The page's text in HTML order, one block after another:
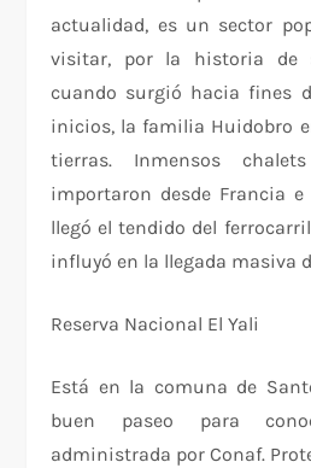
actualidad, es un sector
visitar, por la historia de
cuando surgió hacia fines
inicios, la familia Huidobro
tierras. Inmensos
importaron desde Francia e
llegó el tendido del
influyó en la llegada masiva
Reserva Nacional El Yali
Está en la comuna de
buen paseo para
administrada por Conaf.